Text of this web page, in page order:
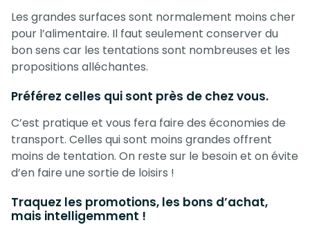
Les grandes surfaces sont normalement moins cher
pour l’alimentaire. Il faut seulement conserver du
bon sens car les tentations sont nombreuses et les
propositions alléchantes.
Préférez celles qui sont près de chez vous.
C’est pratique et vous fera faire des économies de
transport. Celles qui sont moins grandes offrent
moins de tentation. On reste sur le besoin et on évite
d’en faire une sortie de loisirs !
Traquez les promotions, les bons d’achat,
mais intelligemment !